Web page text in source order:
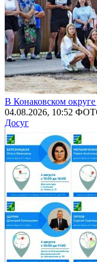
В Конаковском округе
04.08.2026, 10:52
Досуг